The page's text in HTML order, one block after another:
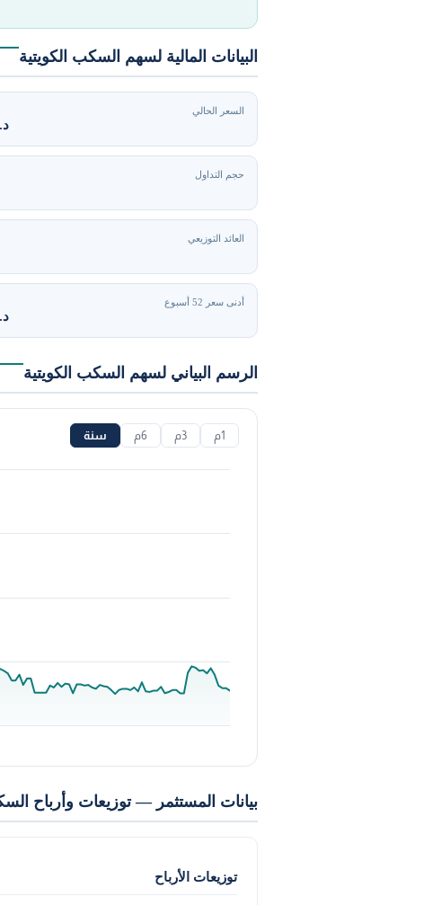
البيانات المالية لسهم السكب الكويتية
السعر الحالي
حجم التداول
العائد التوزيعي
أدنى سعر 52 أسبوع
الرسم البياني لسهم السكب الكويتية
1م 3م 6م سنة
بيانات المستثمر — توزيعات وأرباح
توزيعات الأرباح